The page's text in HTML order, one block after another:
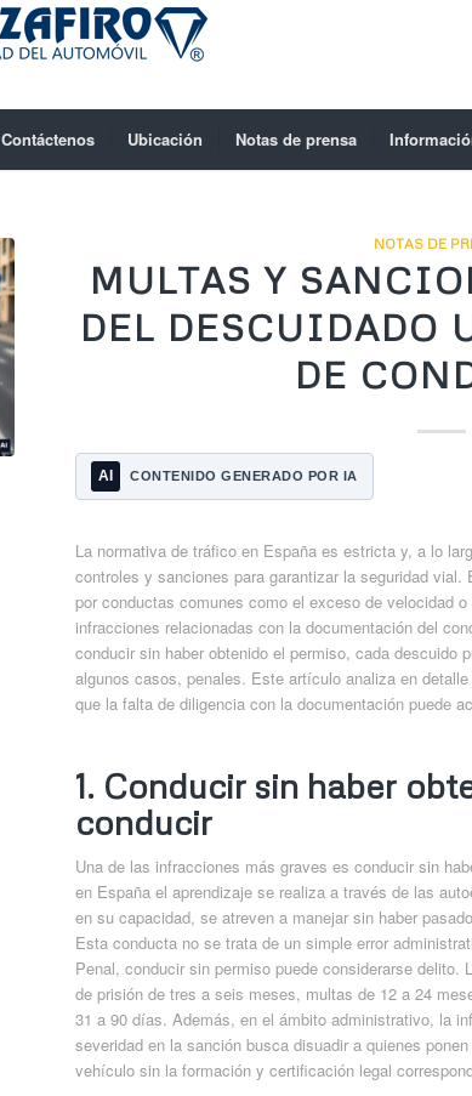
Contáctenos Ubicación Notas de prensa
NOTAS DE
MULTAS Y
DEL DESCUIDADO
DE
AI CONTENIDO GENERADO POR IA
La normativa de tráfico en España es estricta y, a lo
controles y sanciones para garantizar la seguridad
por conductas comunes como el exceso de velocidad
infracciones relacionadas con la documentación del
conducir sin haber obtenido el permiso, cada descuido
algunos casos, penales. Este artículo analiza en
que la falta de diligencia con la documentación puede
1. Conducir sin haber
conducir
Una de las infracciones más graves es conducir sin
en España el aprendizaje se realiza a través de las
en su capacidad, se atreven a manejar sin haber
Esta conducta no se trata de un simple error
Penal, conducir sin permiso puede considerarse
de prisión de tres a seis meses, multas de 12 a 24
31 a 90 días. Además, en el ámbito administrativo, la
severidad en la sanción busca disuadir a quienes
vehículo sin la formación y certificación legal